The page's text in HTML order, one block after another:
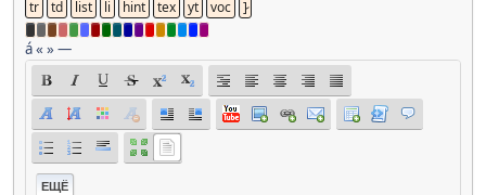
á« »—
ЕЩЁ